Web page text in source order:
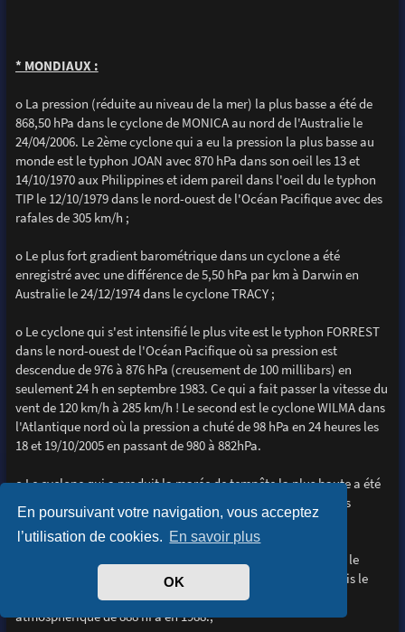
En poursuivant votre navigation, vous acceptez
l’utilisation de cookies. En savoir plus
OK
* MONDIAUX :
o La pression (réduite au niveau de la mer) la plus basse a été de
868,50 hPa dans le cyclone de MONICA au nord de l'Australie le
24/04/2006. Le 2ème cyclone qui a eu la pression la plus basse au
monde est le typhon JOAN avec 870 hPa dans son oeil les 13 et
14/10/1970 aux Philippines et idem pareil dans l'oeil du le typhon
TIP le 12/10/1979 dans le nord-ouest de l'Océan Pacifique avec des
rafales de 305 km/h ;
o Le plus fort gradient barométrique dans un cyclone a été
enregistré avec une différence de 5,50 hPa par km à Darwin en
Australie le 24/12/1974 dans le cyclone TRACY ;
o Le cyclone qui s'est intensifié le plus vite est le typhon FORREST
dans le nord-ouest de l'Océan Pacifique où sa pression est
descendue de 976 à 876 hPa (creusement de 100 millibars) en
seulement 24 h en septembre 1983. Ce qui a fait passer la vitesse du
vent de 120 km/h à 285 km/h ! Le second est le cyclone WILMA dans
l'Atlantique nord où la pression a chuté de 98 hPa en 24 heures les
18 et 19/10/2005 en passant de 980 à 882hPa.
o Le cyclone qui a produit la marée de tempête la plus haute a été
BATHURST BAY en Australie, en 1899, en causant des vagues
déferlantes de 13 m ;
o Le record de la vitesse du vent enregistré au sol a été dans le
cyclone WILMA, le 19/10/2005 avec des vents à 330.km/h. Puis le
2ème est le cyclone GILBERT avec 320 km/h et une pression
atmosphèrique de 888 hPa en 1988.;